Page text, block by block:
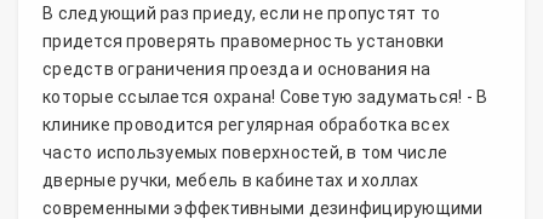
В следующий раз приеду, если не пропустят то
придется проверять правомерность установки
средств ограничения проезда и основания на
которые ссылается охрана! Советую задуматься! - В
клинике проводится регулярная обработка всех
часто используемых поверхностей, в том числе
дверные ручки, мебель в кабинетах и холлах
современными эффективными дезинфицирующими